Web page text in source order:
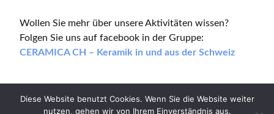
Wollen Sie mehr über unsere Aktivitäten wissen?
Folgen Sie uns auf facebook in der Gruppe:
CERAMICA CH – Keramik in und aus der Schweiz
Diese Website benutzt Cookies. Wenn Sie die Website weiter
nutzen, gehen wir von Ihrem Einverständnis aus.